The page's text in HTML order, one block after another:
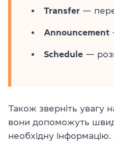
Transfer —
Announcement
Schedule —
Також зверніть увагу
вони допоможуть
необхідну інформацію.